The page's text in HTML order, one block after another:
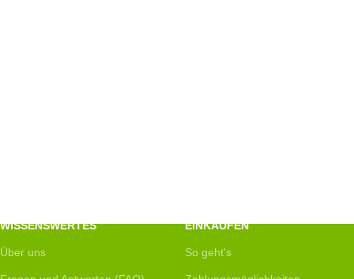
WISSENSWERTES
Über uns
EINKAUFEN
So geht's